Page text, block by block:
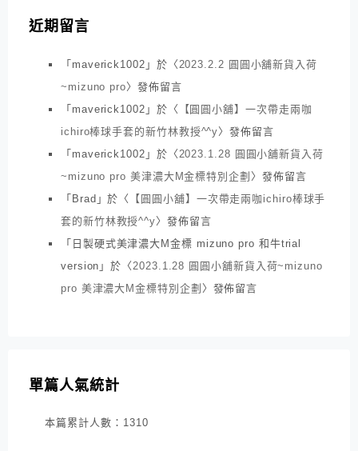
近期留言
「maverick1002 」於〈 2023.2.2 圓圓小舖新貨入荷
~mizuno pro〉發佈留言
「maverick1002 」於〈
【圓圓小舖】一次帶走兩咖
ichiro棒球手套的新竹林教授^^y〉發佈留言
「maverick1002 」於〈 2023.1.28 圓圓小舖新貨入荷
~mizuno pro 美津濃大M金標特別企劃 〉發佈留言
「Brad 」於〈
【圓圓小舖】一次帶走兩咖ichiro棒球手
套的新竹林教授^^y〉發佈留言
「 日製硬式美津濃大M金標 mizuno pro 和牛trial
version 」於〈 2023.1.28 圓圓小舖新貨入荷~mizuno
pro 美津濃大M金標特別企劃 〉發佈留言
單篇人氣統計
本篇累計人數： 1310